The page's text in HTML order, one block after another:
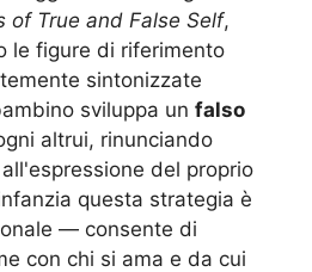
of True and False Self,
le figure di riferimento
sintonizzate
sviluppa un falso
altrui, rinunciando
del proprio
questa strategia è
— consente di
con chi si ama e da cui